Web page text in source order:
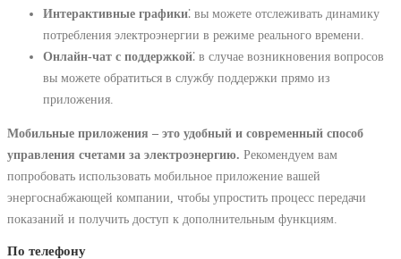
Интерактивные графики⁚ вы можете отслеживать динамику
потребления электроэнергии в режиме реального времени.
Онлайн-чат с поддержкой⁚ в случае возникновения вопросов
вы можете обратиться в службу поддержки прямо из
приложения.
Мобильные приложения – это удобный и современный способ
управления счетами за электроэнергию. Рекомендуем вам
попробовать использовать мобильное приложение вашей
энергоснабжающей компании, чтобы упростить процесс передачи
показаний и получить доступ к дополнительным функциям.
По телефону